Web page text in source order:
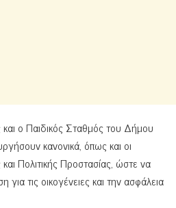
και ο Παιδικός Σταθμός του Δήμου
κανονικά, όπως και οι
Πολιτικής Προστασίας, ώστε να
για τις οικογένειες και την ασφάλεια